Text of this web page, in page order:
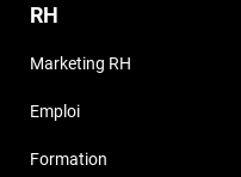
RH
Marketing RH
Emploi
Formation